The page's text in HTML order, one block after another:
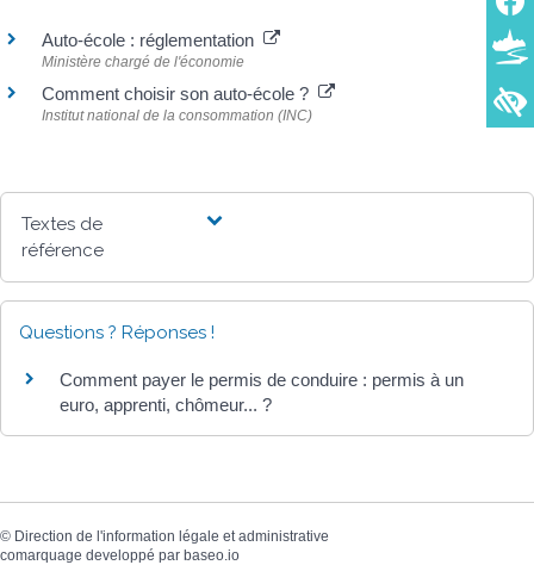
Auto-école : réglementation
Ministère chargé de l'économie
Comment choisir son auto-école ?
Institut national de la consommation (INC)
Textes de
référence
Questions ? Réponses !
Comment payer le permis de conduire : permis à un
euro, apprenti, chômeur... ?
© Direction de l'information légale et administrative
comarquage developpé par baseo.io